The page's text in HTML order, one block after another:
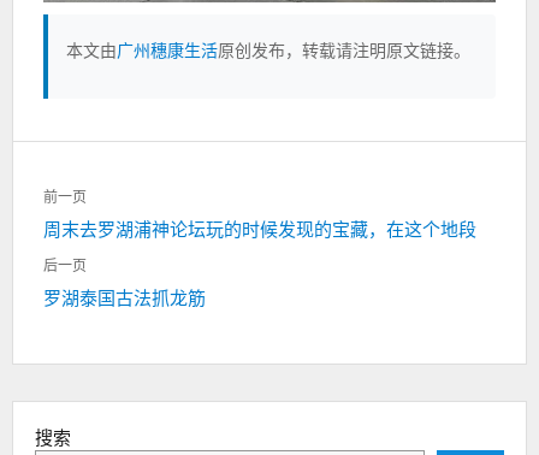
本文由广州穗康生活原创发布，转载请注明原文链接。
文
章
导
航
前一页
上
一
周末去罗湖浦神论坛玩的时候发现的宝藏，在这个地段
后一页
下
罗湖泰国古法抓龙筋
搜索